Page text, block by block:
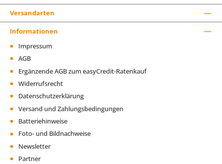
Versandarten
Informationen
Impressum
AGB
Ergänzende AGB zum easyCredit-Ratenkauf
Widerrufsrecht
Datenschutzerklärung
Versand und Zahlungsbedingungen
Batteriehinweise
Foto- und Bildnachweise
Newsletter
Partner